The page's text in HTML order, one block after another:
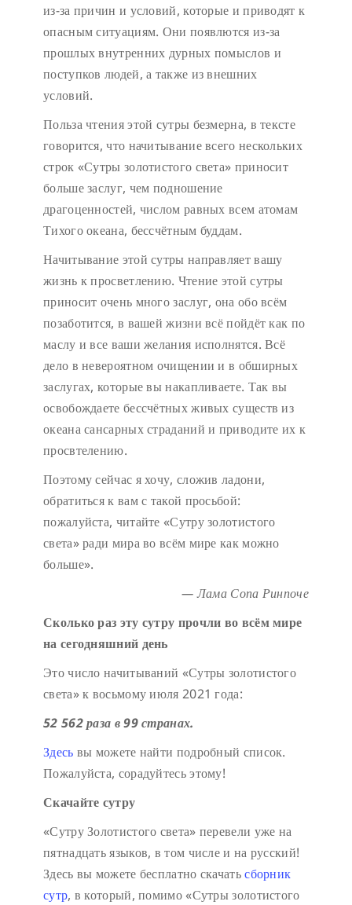
из-за причин и условий, которые и приводят к
опасным ситуациям. Они появлются из-за
прошлых внутренних дурных помыслов и
поступков людей, а также из внешних
условий.
Польза чтения этой сутры безмерна, в тексте
говорится, что начитывание всего нескольких
строк «Сутры золотистого света» приносит
больше заслуг, чем подношение
драгоценностей, числом равных всем атомам
Тихого океана, бессчётным буддам.
Начитывание этой сутры направляет вашу
жизнь к просветлению. Чтение этой сутры
приносит очень много заслуг, она обо всём
позаботится, в вашей жизни всё пойдёт как по
маслу и все ваши желания исполнятся. Всё
дело в невероятном очищении и в обширных
заслугах, которые вы накапливаете. Так вы
освобождаете бессчётных живых существ из
океана сансарных страданий и приводите их к
просвтелению.
Поэтому сейчас я хочу, сложив ладони,
обратиться к вам с такой просьбой:
пожалуйста, читайте «Сутру золотистого
света» ради мира во всём мире как можно
больше».
— Лама Сопа Ринпоче
Сколько раз эту сутру прочли во всём мире
на сегодняшний день
Это число начитываний «Сутры золотистого
света» к восьмому июля 2021 года:
52 562 раза в 99 странах.
Здесь вы можете найти подробный список.
Пожалуйста, сорадуйтесь этому!
Скачайте сутру
«Сутру Золотистого света» перевели уже на
пятнадцать языков, в том числе и на русский!
Здесь вы можете бесплатно скачатьсборник
сутр, в который, помимо «Сутры золотистого